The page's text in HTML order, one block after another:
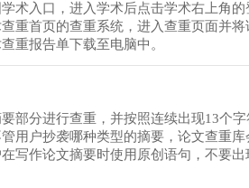
术入口，进入学术后点击学术右上角
重首页的查重系统，进入查重页面并
重报告单下载至电脑中。
部分进行查重，并按照连续出现13个
用户抄袭哪种类型的摘要，论文查重
写作论文摘要时使用原创语句，不要出